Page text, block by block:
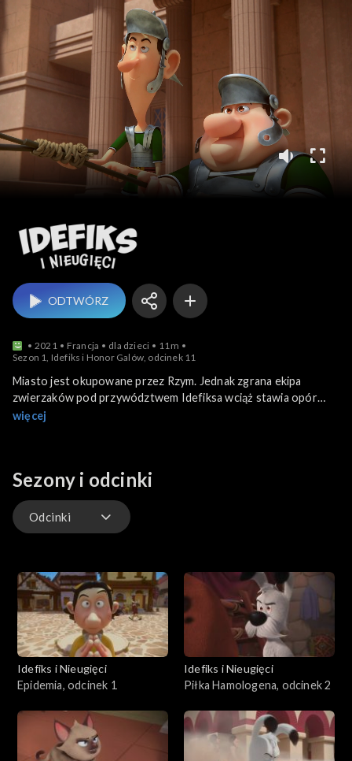
Idefiks i Nieugięci
ODTWÓRZ
2021 Francja dla dzieci
11m
Sezon 1, Idefiks i Honor Galów, odcinek 11
Miasto jest okupowane przez Rzym. Jednak zgrana ekipa
zwierzaków pod przywództwem Idefiksa wciąż stawia opór
najeźdźcy.
więcej
Sezony i odcinki
Odcinki
Idefiks i Nieugięci
Epidemia, odcinek 1
Idefiks i Nieugięci
Piłka Hamologena, odcinek 2